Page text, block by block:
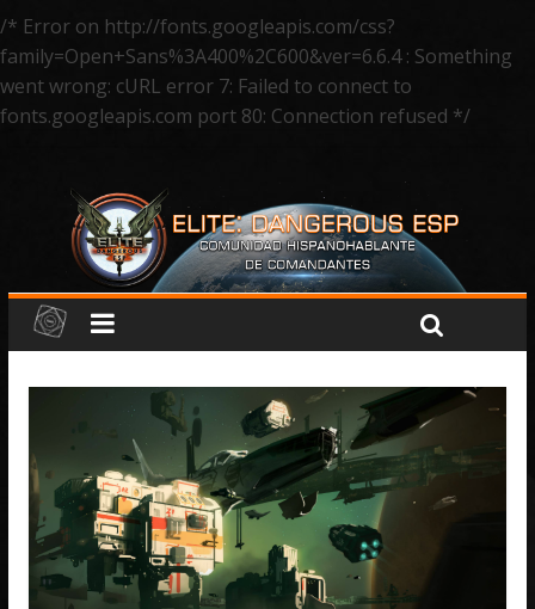
/* Error on http://fonts.googleapis.com/css?
family=Open+Sans%3A400%2C600&ver=6.6.4 : Something
went wrong: cURL error 7: Failed to connect to
fonts.googleapis.com port 80: Connection refused */